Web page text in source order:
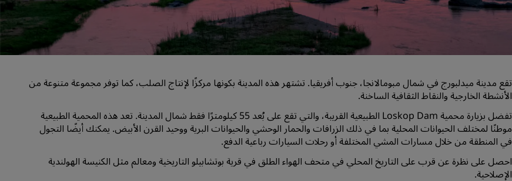
اطلب عرض أسعار
وجهات الفعاليات
حلول الصناعة
البحث عن الرحلات
تناول الطعام
البحث عن مطعم
إقامات مستدامة
إقامات الفرق الرياضية
فنادق في وسط المدينة
Radisson Rewards
استكشف برنامج Radisson Rewards
تقع مدينة ميدلبورج في شمال مبومالانجا، جنوب أفريقيا. تشتهر هذه المدينة بكونها مركزًا لإنتاج الصلب، كما توفر مجموعة متنوعة من
الأنشطة الخارجية والنقاط الثقافية الساخنة.
تفضل بزيارة محمية Loskop Dam الطبيعية القريبة، والتي تقع على بُعد 55 كيلومترًا فقط شمال المدينة. تعد هذه المحمية الطبيعية
موطنًا لمختلف الحيوانات المحلية بما في ذلك الزرافات والحمار الوحشي والحيوانات البرية ووحيد القرن الأبيض. يمكنك أيضًا التجول
في المنطقة من خلال مسارات المشي المختلفة أو رحلات السيارات رباعية الدفع.
احصل على نظرة عن قرب على التاريخ المحلي في متحف الهواء الطلق في قرية بوتشابيلو التاريخية ومعالم مثل الكنيسة الهولندية
الإصلاحية.